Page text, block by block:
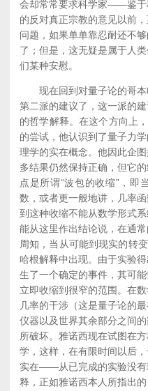
会却常常要求科学家——鉴
的反对真正宗教的意见以前
问题，如果单单靠忍耐还不
了；但是，这无疑是属于人
们某种安慰。
现在回到对量子论的哥本
第二派的建议了，这一派的
的哲学解释。在这个方向上
的尝试，他认识到了量子力
理学的实在概念。他因此企
多结果仍然保持正确，但它
点是所谓“波包的收缩”，即
数，或者更一般地讲，几率
到这种收缩不能从数学形式
能从这里作出结论说，在通
周知，当从可能到现实的转
哈根解释中出现。由于实验
生了一个确定的事件，其可
立即收缩到很窄的范围。在
几率的干涉（这是量子论的
仪器以及世界其余部分之间
所破坏。雅诺西现在试图在
学，这样，在有限时间以后
实在——从已完成的实验没
释，正如雅诺西本人所指出